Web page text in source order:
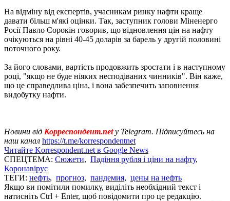
На відміну від експертів, учасникам ринку нафти краще
давати більш м'які оцінки. Так, заступник голови Міненерго
Росії Павло Сорокін говорив, що відновлення цін на нафту
очікуються на рівні 40-45 доларів за барель у другій половині
поточного року.
За його словами, вартість продовжить зростати і в наступному
році, "якщо не буде ніяких несподіваних чинників". Він каже,
що це справедлива ціна, і вона забезпечить заповнення
видобутку нафти.
Новини від Корреспондент.net у Telegram. Підписуйтесь на
наш канал https://t.me/korrespondentnet
Читайте Korrespondent.net в Google News
СПЕЦТЕМА: Сюжети, Падіння рубля і ціни на нафту,
Коронавірус
ТЕГИ: нефть, прогноз, пандемия, цены на нефть
Якщо ви помітили помилку, виділіть необхідний текст і
натисніть Ctrl + Enter, щоб повідомити про це редакцію.